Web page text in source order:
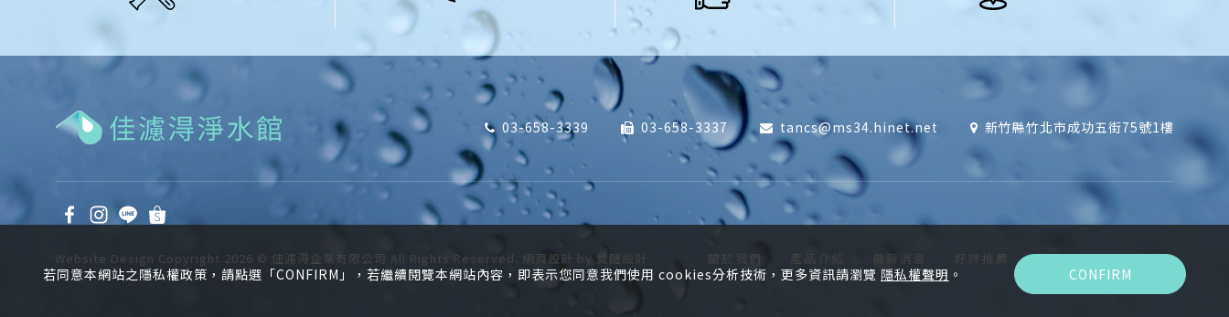
03-658-3339 03-658-3337 tancs@ms34.hinet.net 新竹縣竹北市成功五街75號1樓
Website Design Copyright 2026 © 佳濾淂企業有限公司 All Rights Reserved. 網頁設計 by 覺醒設計 關於我們 產品介紹 最新消息 好評推薦 常見問題 聯絡我們
若同意本網站之隱私權政策，請點選「CONFIRM」，若繼續閱覽本網站內容，即表示您同意我們使用 cookies分析技術，更多資訊請瀏覽 隱私權聲明 。 CONFIRM